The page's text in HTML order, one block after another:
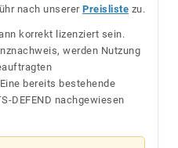
nach unserer Preisliste zu.
korrekt lizenziert sein.
werden Nutzung
bereits bestehende
DEFEND nachgewiesen